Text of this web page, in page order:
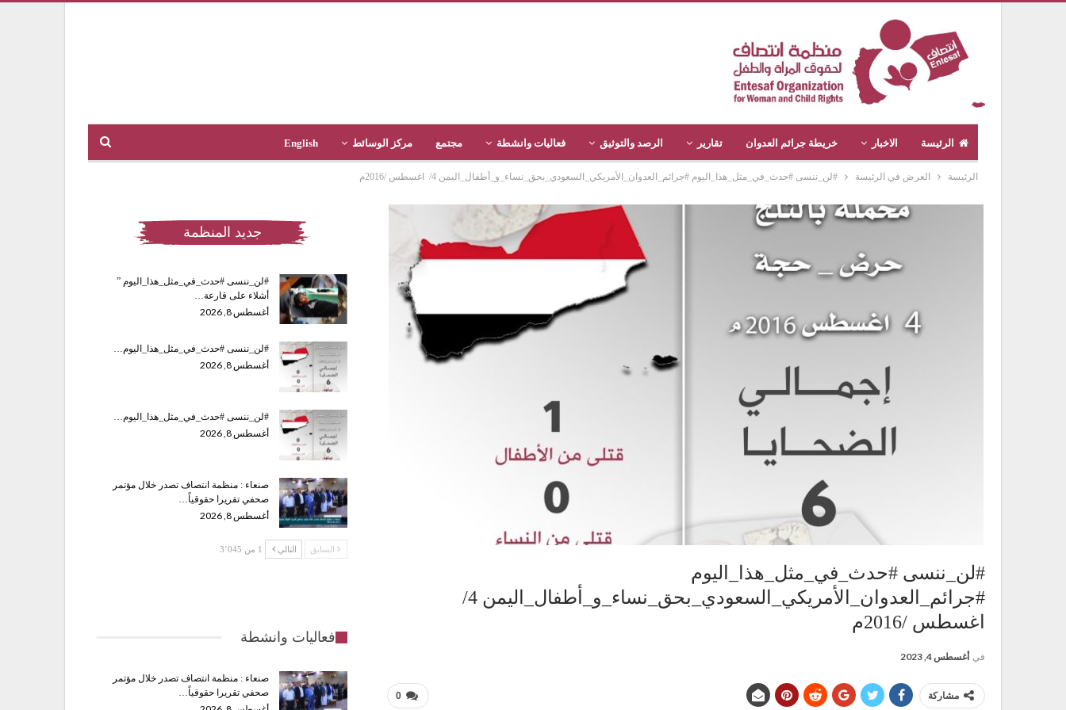
الرئيسة الاخبار خريطة جرائم العدوان تقارير الرصد والتوثيق فعاليات وانشطة مجتمع مركز الوسائط English
الرئيسة العرض في الرئيسة #لن_ننسى #حدث_في_مثل_هذا_اليوم #جرائم_العدوان_الأمريكي_السعودي_بحق_نساء_و_أطفال_اليمن 4/ اغسطس /2016م
#لن_ننسى #حدث_في_مثل_هذا_اليوم
#جرائم_العدوان_الأمريكي_السعودي_بحق_نساء_و_أطفال_اليمن 4/
اغسطس /2016م
في أغسطس 4, 2023
0 مشاركة
جديد المنظمة
#لن_ننسى #حدث_في_مثل_هذا_اليوم ”
أشلاء على قارعة…
أغسطس 8, 2026
#لن_ننسى #حدث_في_مثل_هذا_اليوم…
أغسطس 8, 2026
#لن_ننسى #حدث_في_مثل_هذا_اليوم…
أغسطس 8, 2026
صنعاء : منظمة انتصاف تصدر خلال مؤتمر
صحفي تقريرا حقوقياً…
أغسطس 8, 2026
السابق التالي 1 من 3٬045
فعاليات وانشطة
صنعاء : منظمة انتصاف تصدر خلال مؤتمر
صحفي تقريرا حقوقياً…